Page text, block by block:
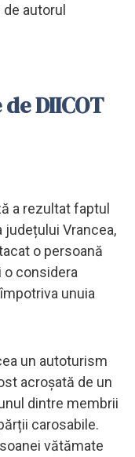
autorul
DIICOT
a rezultat faptul
județului Vrancea,
o persoană
o considera
unuia
un autoturism
acroșată de un
dintre membrii
carosabile.
vătămate